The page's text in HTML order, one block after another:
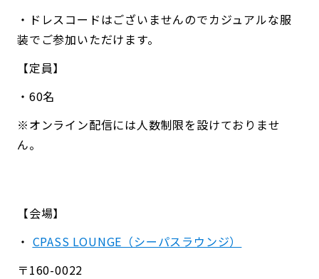
・ドレスコードはございませんのでカジュアルな服
装でご参加いただけます。
【定員】
・60名
※オンライン配信には人数制限を設けておりませ
ん。
【会場】
・ CPASS LOUNGE（シーパスラウンジ）
〒160-0022